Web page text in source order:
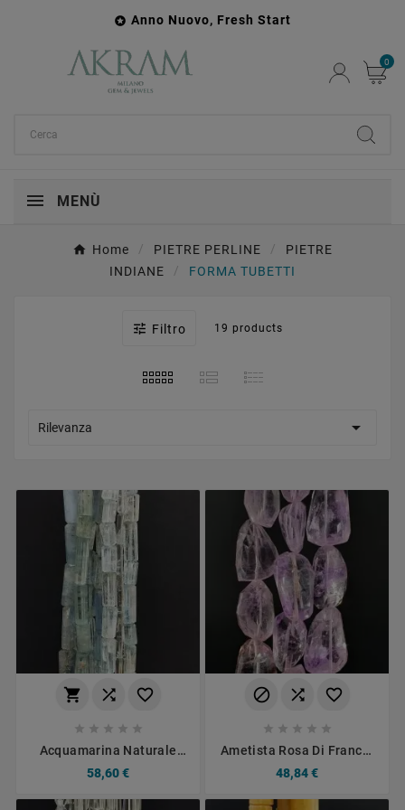
 Anno Nuovo, Fresh Start
0
MENÙ
Home PIETRE PERLINE
PIETRE
INDIANE
FORMA TUBETTI
 Filtro 19 products
Rilevanza 
  
    
Acquamarina Naturale
Sfaccettato A Mano
58,60 €
  
    
Ametista Rosa Di Francia
Laser
48,84 €